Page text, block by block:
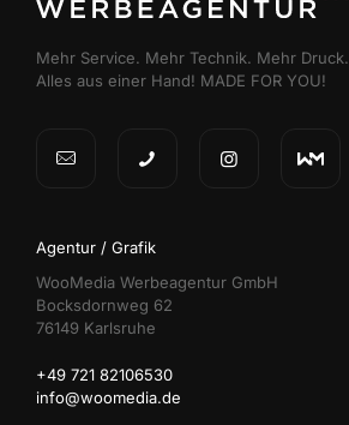
Mehr Service. Mehr Technik. Mehr Druck.
Alles aus einer Hand! MADE FOR YOU!
Agentur / Grafik
WooMedia Werbeagentur GmbH
Bocksdornweg 62
76149 Karlsruhe
+49 721 82106530
info@woomedia.de